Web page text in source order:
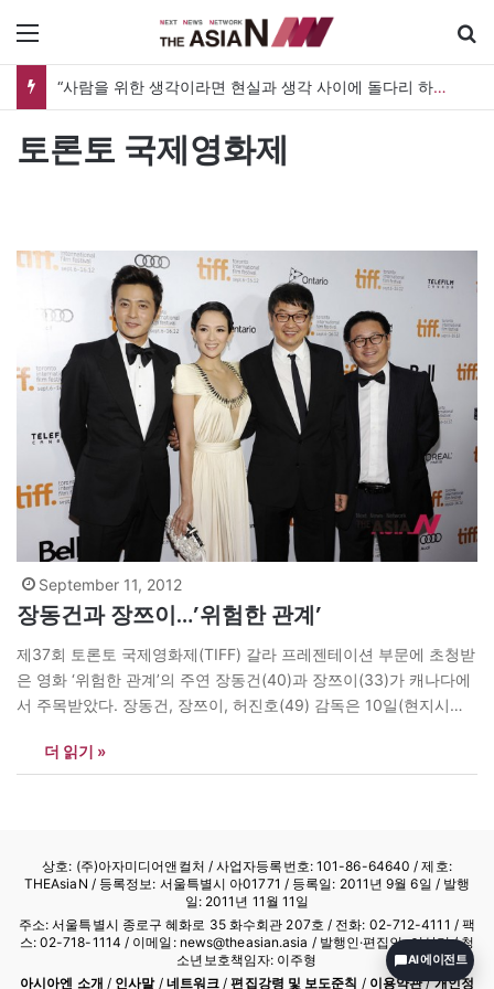
“사람을 위한 생각이라면 현실과 생각 사이에 돌다리 하나는 놓아야 하지 않을까”
토론토 국제영화제
September 11, 2012
장동건과 장쯔이…’위험한 관계’
제37회 토론토 국제영화제(TIFF) 갈라 프레젠테이션 부문에 초청받
은 영화 ‘위험한 관계’의 주연 장동건(40)과 장쯔이(33)가 캐나다에
서 주목받았다. 장동건, 장쯔이, 허진호(49) 감독은 10일(현지시간)
모든 여자를 사로잡은 플레이보이 ‘셰이판’을 연기한 장동건은 블랙
슈트를 입고 등장했고, ‘와호장룡’ ‘영웅’ ‘게이샤의 추억’ 등의 월드스
더 읽기 »
상호: (주)아자미디어앤컬처 /사업자등록번호: 101-86-64640 / 제호:
THEAsiaN / 등록정보: 서울특별시 아01771 / 등록일: 2011년 9월 6일 / 발행
일: 2011년 11월 11일
주소: 서울특별시 종로구 혜화로 35 화수회관 207호 / 전화: 02-712-4111 / 팩
스: 02-718-1114 / 이메일: news@theasian.asia / 발행인·편집인: 이상기 / 청
소년보호책임자: 이주형
아시아엔 소개 / 인사말/ 네트워크 /편집강령 및 보도준칙 / 이용약관/개인정
AI 에이전트